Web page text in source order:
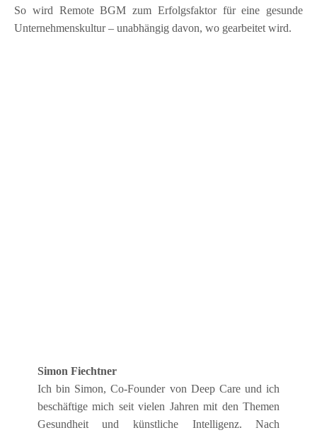
So wird Remote BGM zum Erfolgsfaktor für eine gesunde
Unternehmenskultur – unabhängig davon, wo gearbeitet wird.
Simon Fiechtner
Ich bin Simon, Co-Founder von Deep Care und ich
beschäftige mich seit vielen Jahren mit den Themen
Gesundheit und künstliche Intelligenz. Nach